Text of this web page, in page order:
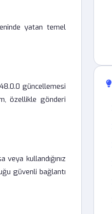
yatan temel
güncellemesi
özellikle gönderi
kullandığınız
güvenli bağlantı